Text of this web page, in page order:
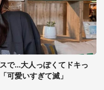
で...大人っぽくてドキっ
可愛いすぎて滅」